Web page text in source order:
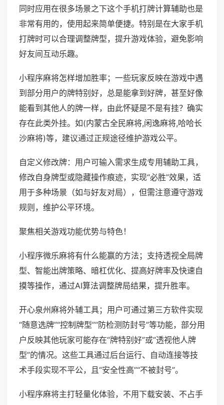
同时应用在很多场景之下这个手机打牌计算辅助也是
非常有用的，使用起来简单便捷。特别是在大家手机
打牌时可以合理调整牌型，提升游戏体验，避免影响
好友间互动乐趣。
小程序麻将怎样增加胜率；一些玩家反映在游戏中遇
到部分用户的牌特别好，总是能拿到好牌，甚至好像
能看到其他人的牌一样，由此怀疑是不是有挂？确实
存在此类外挂。如(内蒙古全民麻将,闲逸麻将,哈哈长
沙麻将)等，建议通过正规途径维护游戏公平。
自定义修改牌：用户可输入需求生成专用辅助工具，
修改自身牌型或隐藏操作痕迹，实现“必胜”效果，适
用于多种场景（如与好友对局），但需注意遵守游戏
规则，维护公平环境。
聚焦相关游戏功能优势与特色！
小程序微乐麻将有什么能赢的方法；支持透视全局牌
型、智能出牌策略、暗杠优化、提高好牌率及快速自
摸等操作，通过AI算法调整牌局结果，提升胜率。
开心泉州麻将外辅工具；用户可通过第三方软件实现
“随意选牌”“控制牌型”“防检测防封号”等功能，部分用
户反映其他玩家可能存在“牌特别好”或“透视他人牌
型”的情况。这些工具通过后台运行、自动连接等技
术手段实现不平公，且“安全性高”“不被封号”。
小程序麻将主打轻量化体验，不用下载安装、不占手